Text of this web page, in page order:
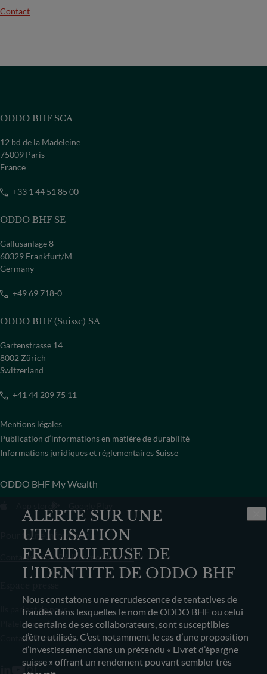
ALERTE SUR UNE
UTILISATION
FRAUDULEUSE DE
L'IDENTITE DE ODDO BHF
Nous constatons une recrudescence de tentatives de
fraudes dans lesquelles le nom de ODDO BHF ou celui
de certains de ses collaborateurs, sont susceptibles
d’être utilisés. C’est notamment le cas d’une proposition
d’investissement dans un prétendu « Livret d’épargne
suisse » offrant un rendement pouvant sembler très
Contact
ODDO BHF SCA
12 bd de la Madeleine
75009 Paris
France
+33 1 44 51 85 00
ODDO BHF SE
Gallusanlage 8
60329 Frankfurt/M
Germany
+49 69 718-0
ODDO BHF (Suisse) SA
Gartenstrasse 14
8002 Zürich
Switzerland
+41 44 209 75 11
Mentions légales
Publication d‘informations en matière de durabilité
Informations juridiques et réglementaires Suisse
ODDO BHF My Wealth
Pour toute information
Contactez-nousRésilier mon contrat
Ils parlent de nous
Plateforme vidéo
Contacts Presse